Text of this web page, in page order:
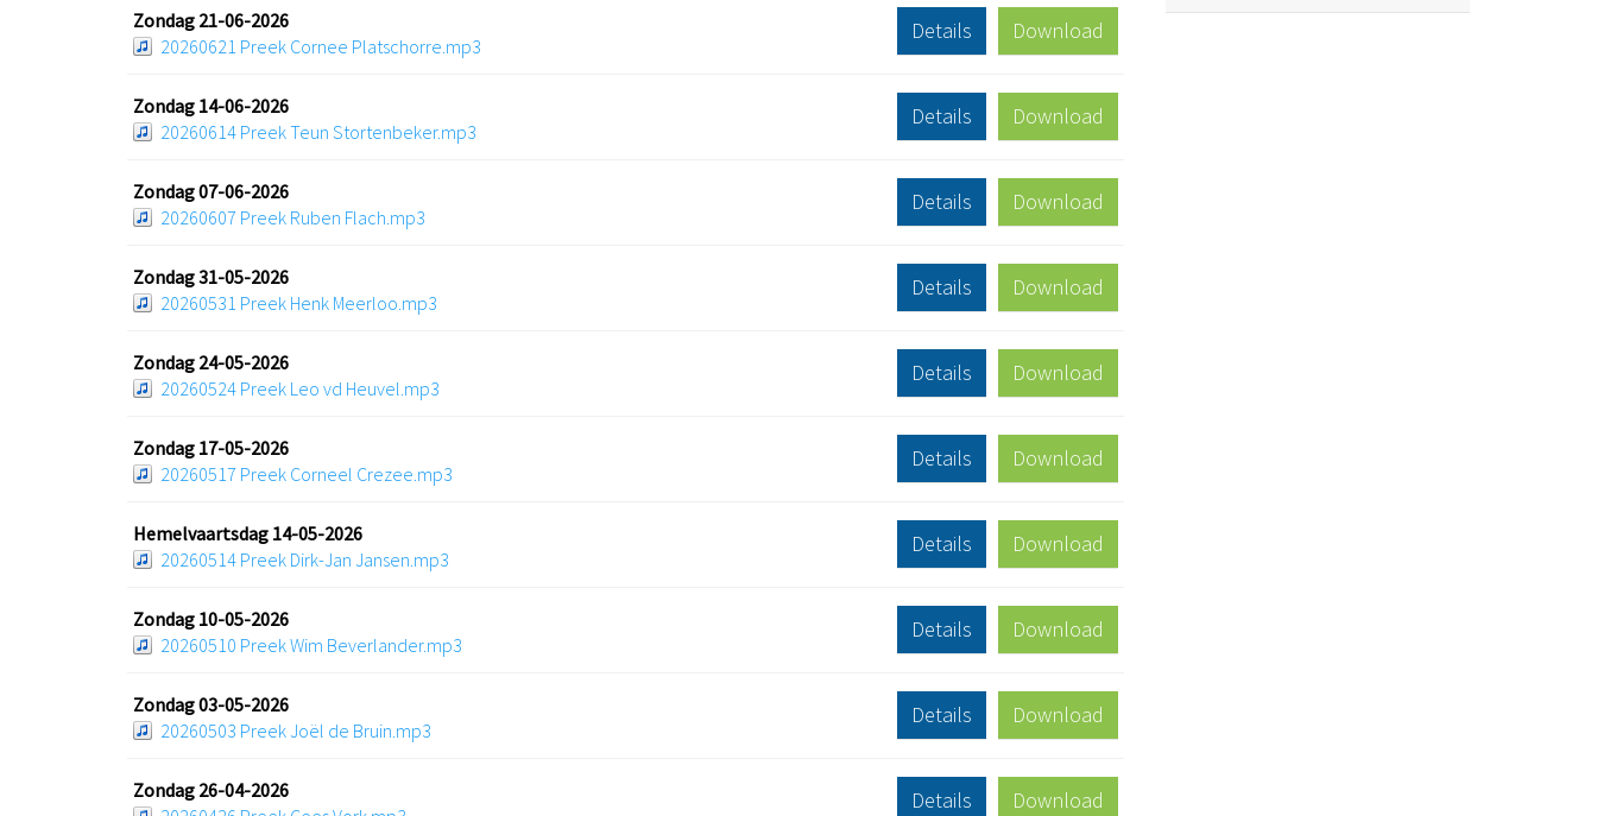
Zondag 21-06-2026
20260621 Preek Cornee Platschorre.mp3
Download
Details
Zondag 14-06-2026
20260614 Preek Teun Stortenbeker.mp3
Download
Details
Zondag 07-06-2026
20260607 Preek Ruben Flach.mp3
Download
Details
Zondag 31-05-2026
20260531 Preek Henk Meerloo.mp3
Download
Details
Zondag 24-05-2026
20260524 Preek Leo vd Heuvel.mp3
Download
Details
Zondag 17-05-2026
20260517 Preek Corneel Crezee.mp3
Download
Details
Hemelvaartsdag 14-05-2026
20260514 Preek Dirk-Jan Jansen.mp3
Download
Details
Zondag 10-05-2026
20260510 Preek Wim Beverlander.mp3
Download
Details
Zondag 03-05-2026
20260503 Preek Joël de Bruin.mp3
Download
Details
Zondag 26-04-2026
Download
Details